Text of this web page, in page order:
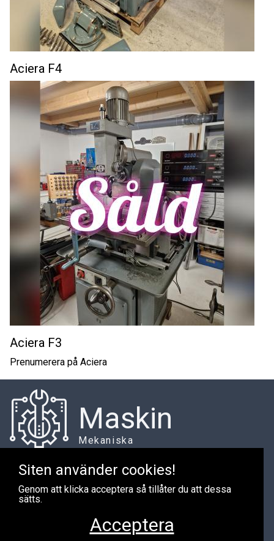
Aciera F4
Aciera F3
Prenumerera på Aciera
Maskin
Mekaniska
Har du maskiner du vill sälja?
Jag är alltid intresserad av att köpa maskiner. Om du har
maskiner att sälja är du välkommen att kontakta mig via
Siten använder cookies!
Genom att klicka acceptera så tillåter du att dessa
sätts.
Acceptera